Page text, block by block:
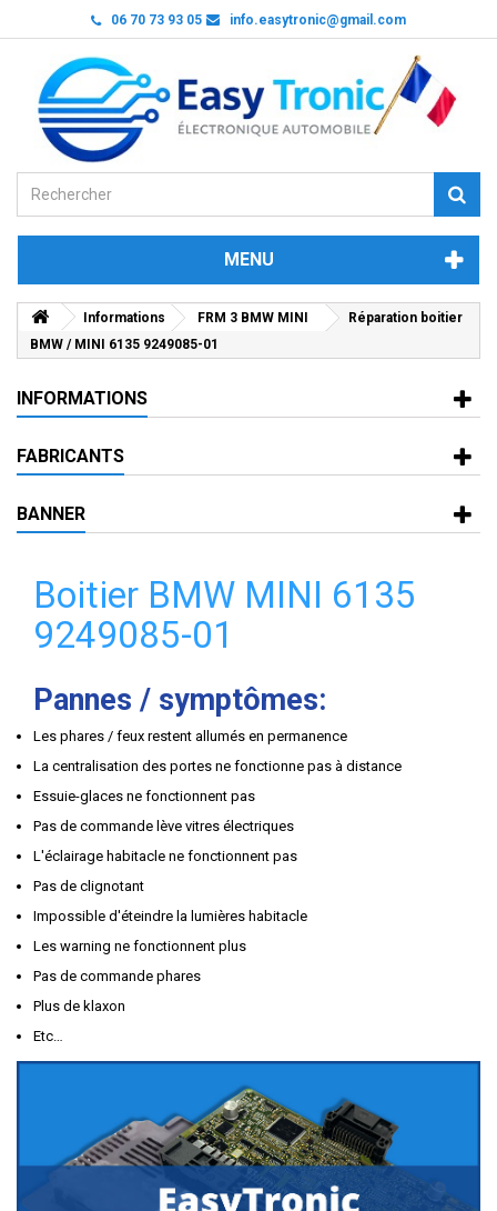
06 70 73 93 05 info.easytronic@gmail.com
MENU
Informations FRM 3 BMW MINI
Réparation boitier
BMW / MINI 6135 9249085-01
INFORMATIONS
FABRICANTS
BANNER
Boitier BMW MINI 6135
9249085-01
Pannes / symptômes:
Les phares / feux restent allumés en permanence
La centralisation des portes ne fonctionne pas à distance
Essuie-glaces ne fonctionnent pas
Pas de commande lève vitres électriques
L'éclairage habitacle ne fonctionnent pas
Pas de clignotant
Impossible d'éteindre la lumières habitacle
Les warning ne fonctionnent plus
Pas de commande phares
Plus de klaxon
Etc…